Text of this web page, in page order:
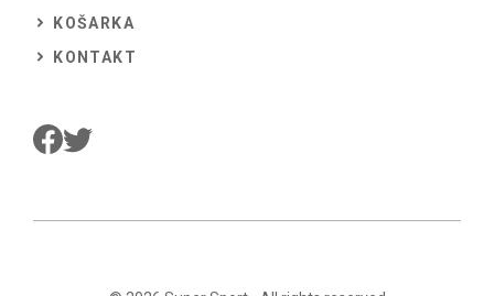
KOŠARKA
KONTAKT